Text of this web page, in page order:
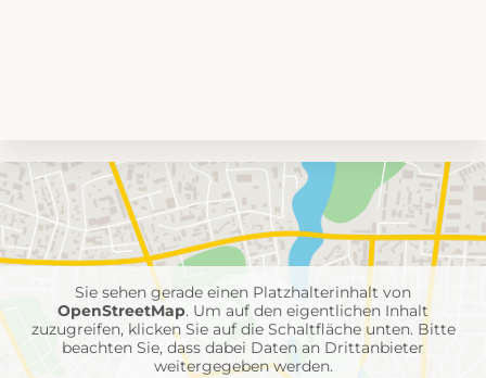
Umgebungskarte
mit
Feuerwehr-
Einheiten
Sie sehen gerade einen Platzhalterinhalt von
OpenStreetMap. Um auf den eigentlichen Inhalt
zuzugreifen, klicken Sie auf die Schaltfläche unten. Bitte
beachten Sie, dass dabei Daten an Drittanbieter
weitergegeben werden.